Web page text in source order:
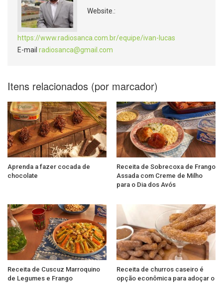
Website.:
https://www.radiosanca.com.br/equipe/ivan-lucas
E-mail radiosanca@gmail.com
Itens relacionados (por marcador)
Aprenda a fazer cocada de
chocolate
Receita de Sobrecoxa de Frango
Assada com Creme de Milho
para o Dia dos Avós
Receita de Cuscuz Marroquino
de Legumes e Frango
Receita de churros caseiro é
opção econômica para adoçar o